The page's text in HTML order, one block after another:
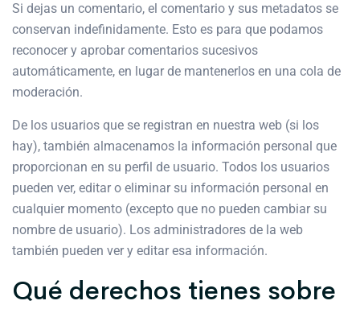
Si dejas un comentario, el comentario y sus metadatos se
conservan indefinidamente. Esto es para que podamos
reconocer y aprobar comentarios sucesivos
automáticamente, en lugar de mantenerlos en una cola de
moderación.
De los usuarios que se registran en nuestra web (si los
hay), también almacenamos la información personal que
proporcionan en su perfil de usuario. Todos los usuarios
pueden ver, editar o eliminar su información personal en
cualquier momento (excepto que no pueden cambiar su
nombre de usuario). Los administradores de la web
también pueden ver y editar esa información.
Qué derechos tienes sobre